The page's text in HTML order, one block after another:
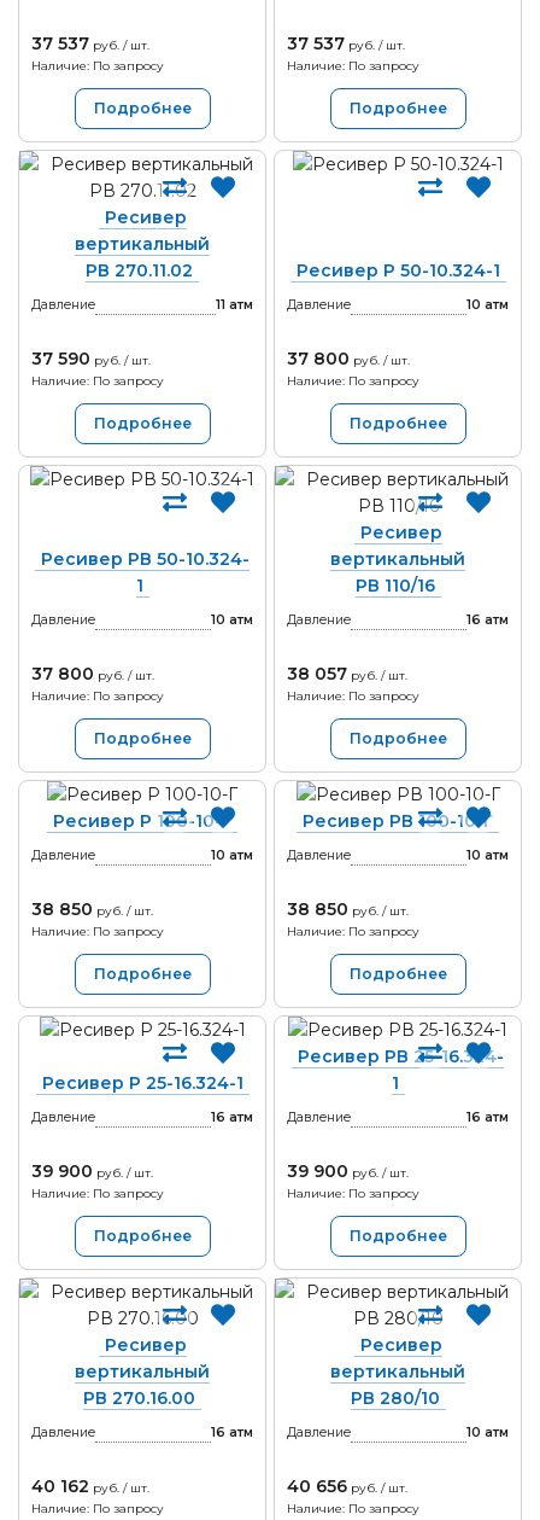
37 537 руб. / шт.
Наличие: По запросу
Подробнее
37 537 руб. / шт.
Наличие: По запросу
Подробнее
Ресивер
вертикальный
РВ 270.11.02
Давление 11 атм
37 590 руб. / шт.
Наличие: По запросу
Подробнее
Ресивер Р 50-10.324-1
Давление 10 атм
37 800 руб. / шт.
Наличие: По запросу
Подробнее
Ресивер РВ 50-10.324-
1
Давление 10 атм
37 800 руб. / шт.
Наличие: По запросу
Подробнее
Ресивер
вертикальный
РВ 110/16
Давление 16 атм
38 057 руб. / шт.
Наличие: По запросу
Подробнее
Ресивер Р 100-10-Г
Давление 10 атм
38 850 руб. / шт.
Наличие: По запросу
Подробнее
Ресивер РВ 100-10-Г
Давление 10 атм
38 850 руб. / шт.
Наличие: По запросу
Подробнее
Ресивер Р 25-16.324-1
Давление 16 атм
39 900 руб. / шт.
Наличие: По запросу
Подробнее
Ресивер РВ 25-16.324-
1
Давление 16 атм
39 900 руб. / шт.
Наличие: По запросу
Подробнее
Ресивер
вертикальный
РВ 270.16.00
Давление 16 атм
40 162 руб. / шт.
Наличие: По запросу
Ресивер
вертикальный
РВ 280/10
Давление 10 атм
40 656 руб. / шт.
Наличие: По запросу